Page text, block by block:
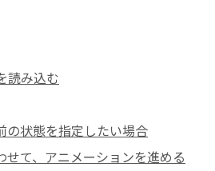
読み込む
の状態を指定したい場合
せて、アニメーションを進める